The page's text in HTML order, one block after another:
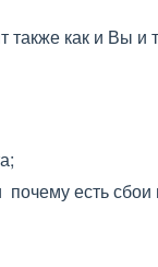
как и Вы и
есть сбои